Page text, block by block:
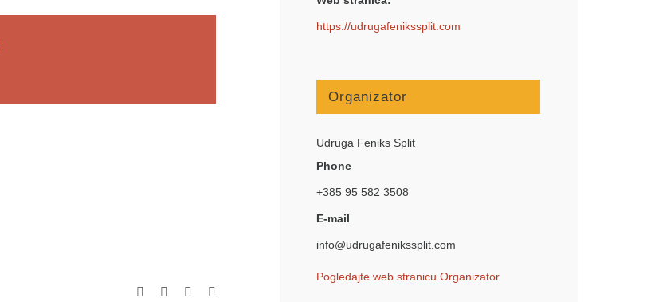
Facebook LinkedIn
https://udrugafenikssplit.com
Organizator
Udruga Feniks Split
Phone
+385 95 582 3508
E-mail
info@udrugafenikssplit.com
Pogledajte web stranicu Organizator